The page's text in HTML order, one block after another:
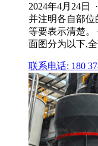
2024年4月24日
并注明各自部位
等要表示清楚。
面图分为以下,
联系电话: 180